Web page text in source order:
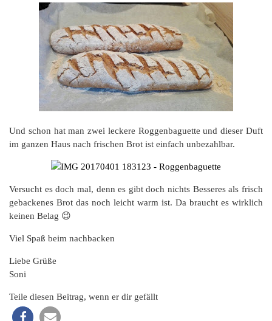
Und schon hat man zwei leckere Roggenbaguette und dieser Duft
im ganzen Haus nach frischen Brot ist einfach unbezahlbar.
Versucht es doch mal, denn es gibt doch nichts Besseres als frisch
gebackenes Brot das noch leicht warm ist. Da braucht es wirklich
keinen Belag 😉
Viel Spaß beim nachbacken
Liebe Grüße
Soni
Teile diesen Beitrag, wenn er dir gefällt